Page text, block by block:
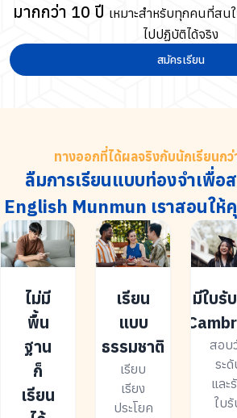
มากกว่า 10 ปี เหมาะสำหรับทุกคนที่สน
ไปปฏิบัติได้จริง
สมัครเรียน
ทางออกที่ได้ผลจริงกับนักเรียนก
ลืมการเรียนแบบท่องจำเพื่อ
English Munmun เราสอนให้
ไม่มี
พื้น
ฐาน
ก็
เรียน
เรียน
แบบ
ธรรมชาติ
เรียบ
เรียง
ประโยค
มีใบรั
สอบ
ระ
และ
ใบรั